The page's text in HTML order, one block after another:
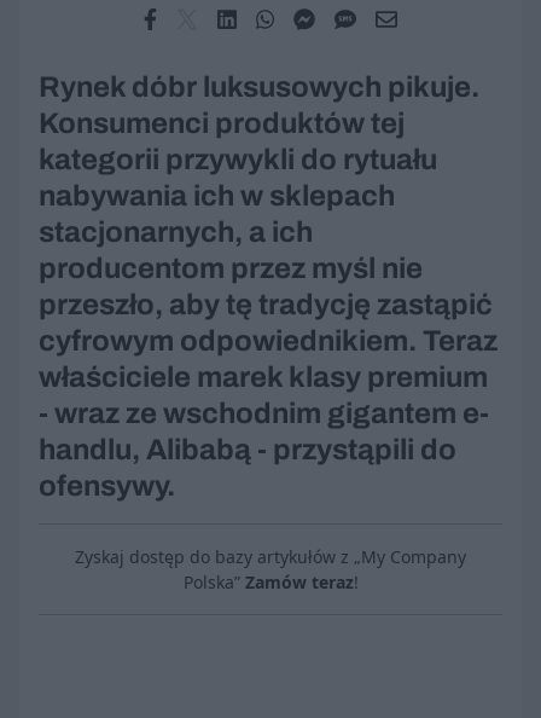
Rynek dóbr luksusowych pikuje.
Konsumenci produktów tej
kategorii przywykli do rytuału
nabywania ich w sklepach
stacjonarnych, a ich
producentom przez myśl nie
przeszło, aby tę tradycję zastąpić
cyfrowym odpowiednikiem. Teraz
właściciele marek klasy premium
- wraz ze wschodnim gigantem e-
handlu, Alibabą - przystąpili do
ofensywy.
Zyskaj dostęp do bazy artykułów z „My Company
Polska” Zamów teraz!